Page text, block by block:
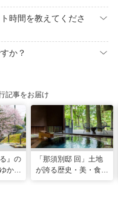
時間を教えてくださ
か？
記事をお届け
』の
かり
「那須別邸 回」土地
が誇る歴史・美・食を